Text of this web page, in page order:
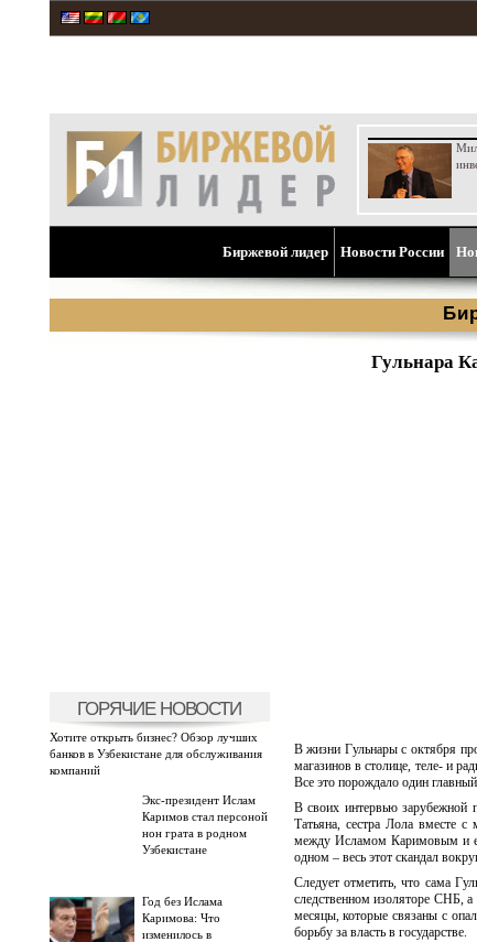
Биржевой лидер Новости России
ГОРЯЧИЕ НОВОСТИ
Хотите открыть бизнес? Обзор лучших
банков в Узбекистане для обслуживания
компаний
Экс-президент Ислам
Каримов стал персоной
нон грата в родном
Узбекистане
Год без Ислама
Каримова: Что
изменилось в
Гульнара
В жизни Гульнары с октября
магазинов в столице, теле- и
Все это порождало один
В своих интервью зарубежной
Татьяна, сестра Лола вместе
между Исламом Каримовым и
одном – весь этот скандал
Следует отметить, что сама
следственном изоляторе СНБ,
месяцы, которые связаны с
борьбу за власть в государстве.